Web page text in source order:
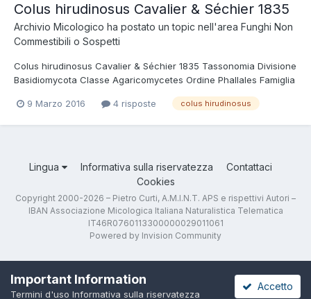
Colus hirudinosus Cavalier & Séchier 1835
Archivio Micologico ha postato un topic nell'area Funghi Non
Commestibili o Sospetti
Colus hirudinosus Cavalier & Séchier 1835 Tassonomia Divisione
Basidiomycota Classe Agaricomycetes Ordine Phallales Famiglia
Calledda.
9 Marzo 2016 4 risposte colus hirudinosus
Lingua Informativa sulla riservatezza
Contattaci
Cookies
Copyright 2000-2026 – Pietro Curti, A.M.I.N.T. APS e rispettivi Autori –
IBAN Associazione Micologica Italiana Naturalistica Telematica
IT46R0760113300000029011061
Powered by Invision Community
Important Information
Termini d'uso Informativa sulla riservatezza
Accetto